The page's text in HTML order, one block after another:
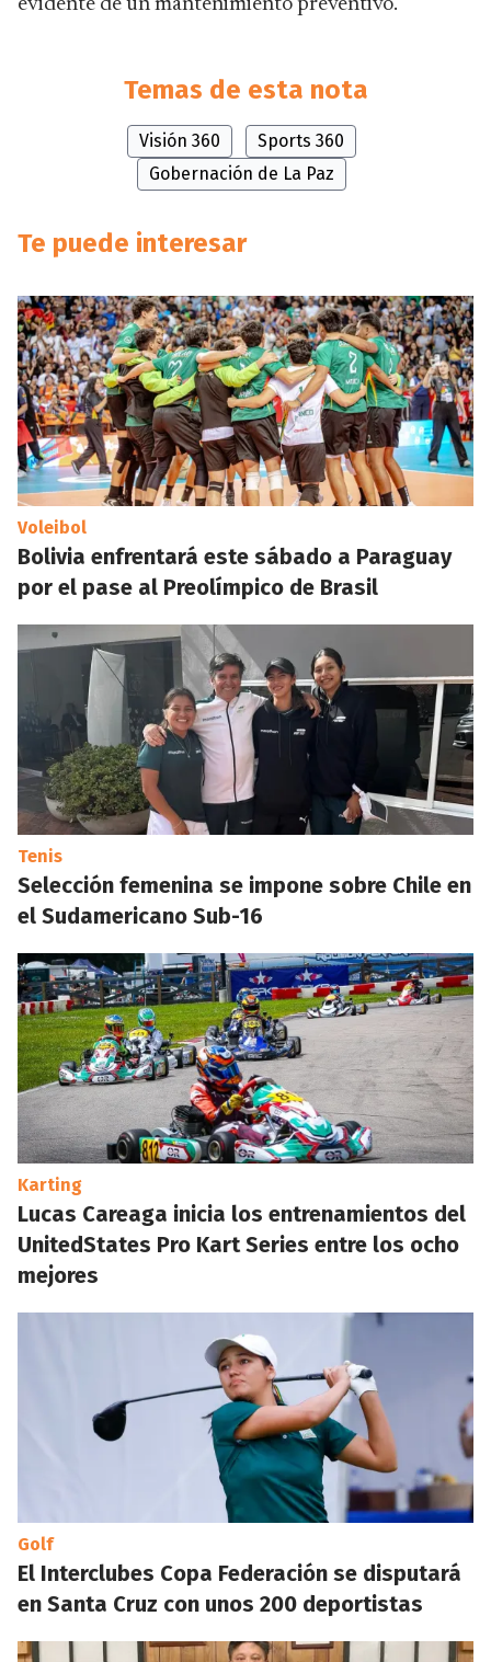
evidente de un mantenimiento preventivo.
Temas de esta nota
Visión 360
Sports 360
Gobernación de La Paz
Te puede interesar
Voleibol
Bolivia enfrentará este sábado a Paraguay
por el pase al Preolímpico de Brasil
Tenis
Selección femenina se impone sobre Chile en
el Sudamericano Sub-16
Karting
Lucas Careaga inicia los entrenamientos del
UnitedStates Pro Kart Series entre los ocho
mejores
Golf
El Interclubes Copa Federación se disputará
en Santa Cruz con unos 200 deportistas